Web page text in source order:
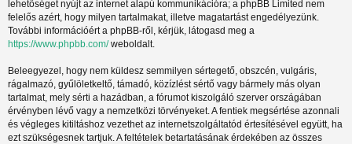
lehetőséget nyújt az internet alapú kommunikációra; a phpBB Limited nem
felelős azért, hogy milyen tartalmakat, illetve magatartást engedélyezünk.
További információért a phpBB-ről, kérjük, látogasd meg a
https://www.phpbb.com/weboldalt.
Beleegyezel, hogy nem küldesz semmilyen sértegető, obszcén, vulgáris,
rágalmazó, gyűlöletkeltő, támadó, közízlést sértő vagy bármely más olyan
tartalmat, mely sérti a hazádban, a fórumot kiszolgáló szerver országában
érvényben lévő vagy a nemzetközi törvényeket. A fentiek megsértése azonnali
és végleges kitiltáshoz vezethet az internetszolgáltatód értesítésével együtt, ha
ezt szükségesnek tartjuk. A feltételek betartatásának érdekében az összes